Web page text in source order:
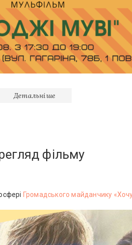
Детальніше
фільму
Громадського майданчику